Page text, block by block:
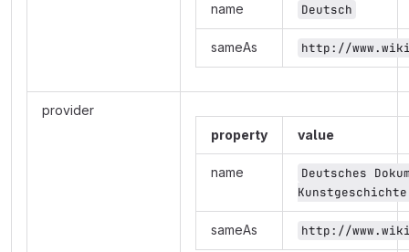
name Deutsch
sameAs http://
provider
property
value
name
Deutsches
sameAs http://